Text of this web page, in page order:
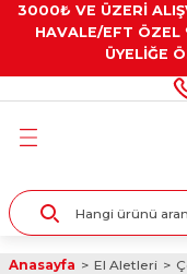
3000₺ VE ÜZERİ
HAVALE/EFT ÖZEL
ÜYELİĞE
Gresler
Alet Setleri
Taşları ve
Anasayfa El Aletleri